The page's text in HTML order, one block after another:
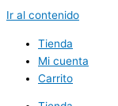
Ir al contenido
Tienda
Mi cuenta
Carrito